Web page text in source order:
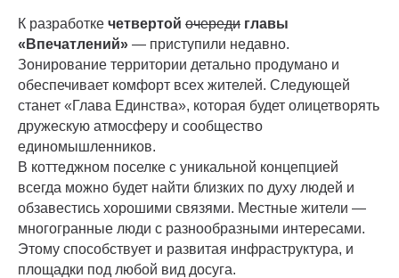
К разработке четвертой очереди главы
«Впечатлений» — приступили недавно.
Зонирование территории детально продумано и
обеспечивает комфорт всех жителей. Следующей
станет «Глава Единства», которая будет олицетворять
дружескую атмосферу и сообщество
единомышленников.
В коттеджном поселке с уникальной концепцией
всегда можно будет найти близких по духу людей и
обзавестись хорошими связями. Местные жители —
многогранные люди с разнообразными интересами.
Этому способствует и развитая инфраструктура, и
площадки под любой вид досуга.